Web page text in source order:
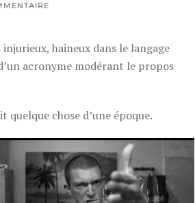
haineux dans le langage
acronyme modérant le propos
chose d’une époque.